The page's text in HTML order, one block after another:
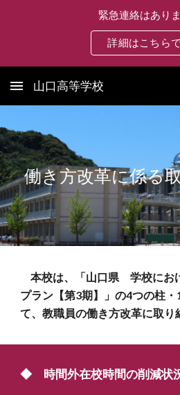
緊急連絡はありま
詳細はこちらで
山口高等学校
働き方改革に係る
本校は、「山口県 学校にお
プラン【第3期】」の4つの柱
て、教職員の働き方改革に取り
◆ 時間外在校時間の削減